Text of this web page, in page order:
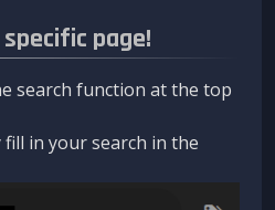
page!
search function at the top
in your search in the